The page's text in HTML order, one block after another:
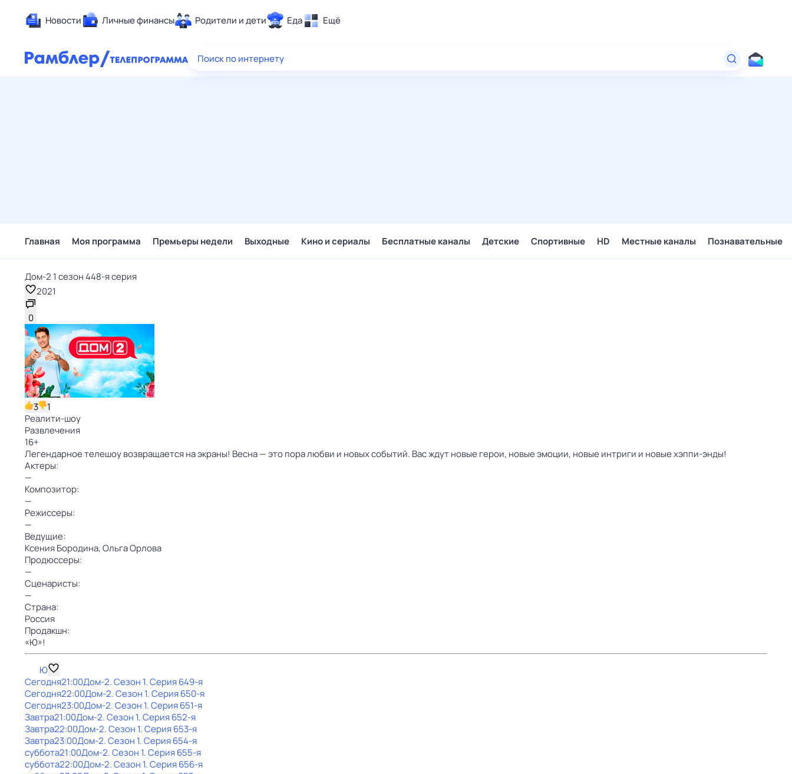
Новости Личные финансы Родители и дети Еда Ещё
Здоровье
Поиск по интернету
Главная Моя программа Премьеры недели Выходные Кино и сериалы Бесплатные каналы Детские Спортивные HD Местные каналы Познавательные
Дом-2 1 сезон 448-я серия
2021
0
3
1
Реалити-шоу
Развлечения
16+
Легендарное телешоу возвращается на экраны! Весна — это пора любви и новых событий. Вас ждут новые герои, новые эмоции, новые интриги и новые хэппи-энды!
Актеры:
—
Композитор:
—
Режиссеры:
—
Ведущие:
Ксения Бородина,Ольга Орлова
Продюссеры:
—
Сценаристы:
—
Страна:
Россия
Продакшн:
«Ю»!
Ю
Сегодня21:00Дом-2. Сезон 1. Серия 649-я
Сегодня22:00Дом-2. Сезон 1. Серия 650-я
Сегодня23:00Дом-2. Сезон 1. Серия 651-я
Завтра21:00Дом-2. Сезон 1. Серия 652-я
Завтра22:00Дом-2. Сезон 1. Серия 653-я
Завтра23:00Дом-2. Сезон 1. Серия 654-я
суббота21:00Дом-2. Сезон 1. Серия 655-я
суббота22:00Дом-2. Сезон 1. Серия 656-я